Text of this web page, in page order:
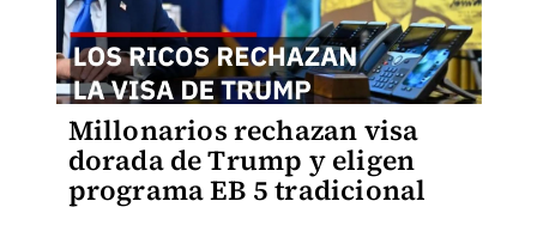
Millonarios rechazan visa
dorada de Trump y eligen
programa EB 5 tradicional